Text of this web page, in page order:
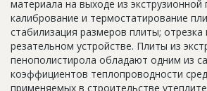
Пресс-релизы
Правила работы
Контакты
материала на выходе из экструзионной
калибрование и термостатирование
стабилизация размеров плиты;
резательном устройстве. Плиты из
пенополистирола обладают одним из
коэффициентов теплопроводности
применяемых в строительстве